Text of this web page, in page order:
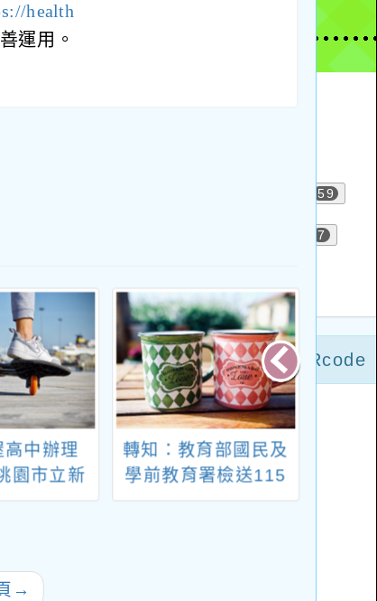
health
運用。
高中辦理
園市立新
轉知：教育部國民及
學前教育署檢送115
→